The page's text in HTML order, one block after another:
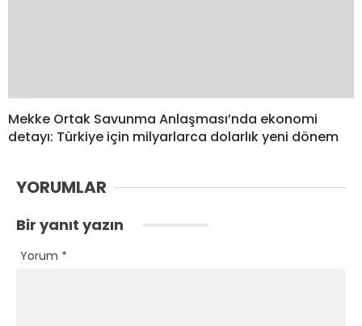
Mekke Ortak Savunma Anlaşması’nda ekonomi
detayı: Türkiye için milyarlarca dolarlık yeni dönem
YORUMLAR
Bir yanıt yazın
Yorum *